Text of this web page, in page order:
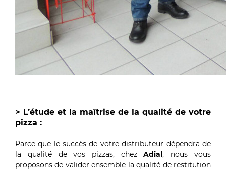
> L’étude et la maîtrise de la qualité de votre
pizza :
Parce que le succès de votre distributeur dépendra de
la qualité de vos pizzas, chezAdial, nous vous
proposons de valider ensemble la qualité de restitution